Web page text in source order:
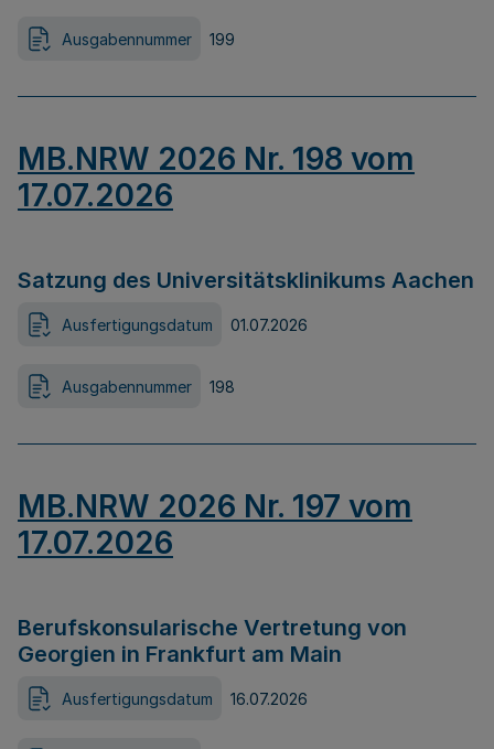
Ausgabennummer 199
MB.NRW 2026 Nr. 198 vom
17.07.2026
Satzung des Universitätsklinikums Aachen
Ausfertigungsdatum 01.07.2026
Ausgabennummer 198
MB.NRW 2026 Nr. 197 vom
17.07.2026
Berufskonsularische Vertretung von
Georgien in Frankfurt am Main
Ausfertigungsdatum 16.07.2026